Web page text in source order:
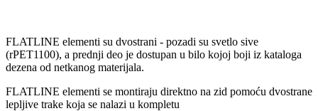
FLATLINE elementi su dvostrani - pozadi su svetlo sive
(rPET1100), a prednji deo je dostupan u bilo kojoj boji iz kataloga
dezena od netkanog materijala.
FLATLINE elementi se montiraju direktno na zid pomoću dvostrane
lepljive trake koja se nalazi u kompletu